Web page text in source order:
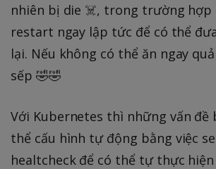
nhiên bị die ☠️, trong trường hợp
restart ngay lập tức để có thể
lại. Nếu không có thể ăn ngay
sếp 🤣🤣
Với Kubernetes thì những vấn đề
thể cấu hình tự động bằng việc
healtcheck để có thể tự thực